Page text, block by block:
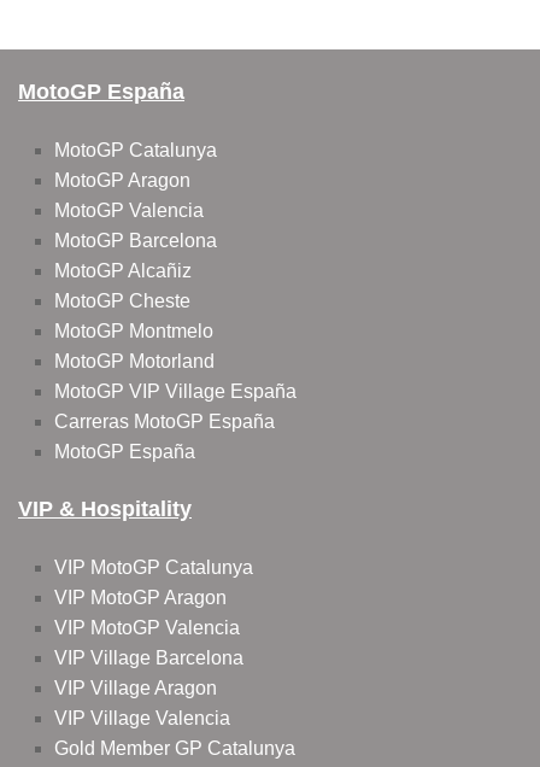
MotoGP España
MotoGP Catalunya
MotoGP Aragon
MotoGP Valencia
MotoGP Barcelona
MotoGP Alcañiz
MotoGP Cheste
MotoGP Montmelo
MotoGP Motorland
MotoGP VIP Village España
Carreras MotoGP España
MotoGP España
VIP & Hospitality
VIP MotoGP Catalunya
VIP MotoGP Aragon
VIP MotoGP Valencia
VIP Village Barcelona
VIP Village Aragon
VIP Village Valencia
Gold Member GP Catalunya